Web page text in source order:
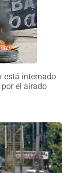
está internado
el airado